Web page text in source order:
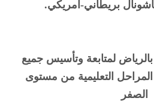
بريطاني-امريكي.
لمتابعة وتأسيس جميع
التعليمية من مستوى
الصفر